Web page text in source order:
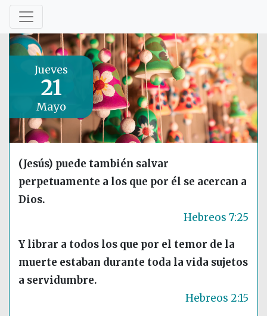
Jueves
21
Mayo
(Jesús) puede también salvar
perpetuamente a los que por él se acercan a
Dios.
Hebreos 7:25
Y librar a todos los que por el temor de la
muerte estaban durante toda la vida sujetos
a servidumbre.
Hebreos 2:15